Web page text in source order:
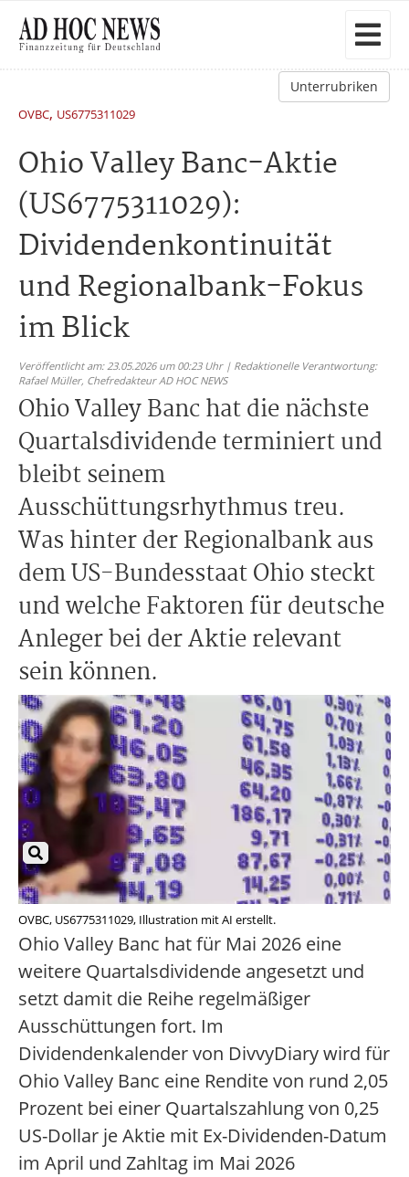
Unterrubriken
OVBC, US6775311029
Ohio Valley Banc-Aktie
(US6775311029):
Dividendenkontinuität
und Regionalbank-Fokus
im Blick
Veröffentlicht am: 23.05.2026 um 00:23 Uhr | Redaktionelle Verantwortung:
Rafael Müller, Chefredakteur AD HOC NEWS
Ohio Valley Banc hat die nächste
Quartalsdividende terminiert und
bleibt seinem
Ausschüttungsrhythmus treu.
Was hinter der Regionalbank aus
dem US-Bundesstaat Ohio steckt
und welche Faktoren für deutsche
Anleger bei der Aktie relevant
sein können.
OVBC, US6775311029, Illustration mit AI erstellt.
Ohio Valley Banc hat für Mai 2026 eine
weitere Quartalsdividende angesetzt und
setzt damit die Reihe regelmäßiger
Ausschüttungen fort. Im
Dividendenkalender von DivvyDiary wird für
Ohio Valley Banc eine Rendite von rund 2,05
Prozent bei einer Quartalszahlung von 0,25
US-Dollar je Aktie mit Ex-Dividenden-Datum
im April und Zahltag im Mai 2026